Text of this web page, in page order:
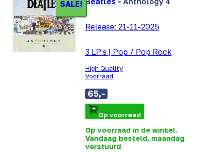
SALE!
Release: 21-11-2025
3 LP's | Pop / Pop Rock
High Quality
Voorraad
65,-
Op voorraad
Op voorraad in de winkel.
Vandaag besteld, maandag
verstuurd